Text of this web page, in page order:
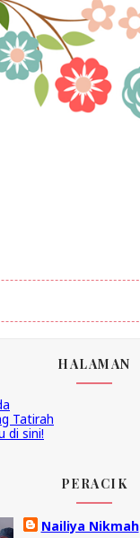
HALAMAN
Tatirah
di sini!
PERACIK
Nailiya Nikmah